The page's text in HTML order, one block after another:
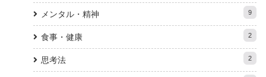
メンタル・精神 9
食事・健康 2
思考法 2